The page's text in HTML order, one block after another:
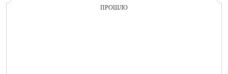
ПРОШЛО